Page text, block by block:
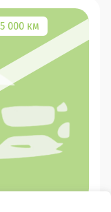
000 км